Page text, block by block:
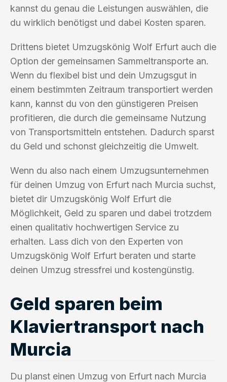
kannst du genau die Leistungen auswählen, die
du wirklich benötigst und dabei Kosten sparen.
Drittens bietet Umzugskönig Wolf Erfurt auch die
Option der gemeinsamen Sammeltransporte an.
Wenn du flexibel bist und dein Umzugsgut in
einem bestimmten Zeitraum transportiert werden
kann, kannst du von den günstigeren Preisen
profitieren, die durch die gemeinsame Nutzung
von Transportsmitteln entstehen. Dadurch sparst
du Geld und schonst gleichzeitig die Umwelt.
Wenn du also nach einem Umzugsunternehmen
für deinen Umzug von Erfurt nach Murcia suchst,
bietet dir Umzugskönig Wolf Erfurt die
Möglichkeit, Geld zu sparen und dabei trotzdem
einen qualitativ hochwertigen Service zu
erhalten. Lass dich von den Experten von
Umzugskönig Wolf Erfurt beraten und starte
deinen Umzug stressfrei und kostengünstig.
Geld sparen beim
Klaviertransport nach
Murcia
Du planst einen Umzug von Erfurt nach Murcia